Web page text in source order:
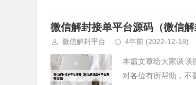
微信解封接单平台源码（微信解
微信解封平台 4年前 (2022-12-18)
本篇文章给大家谈谈
对各位有所帮助，不